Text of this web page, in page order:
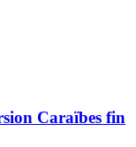
Caraïbes fin